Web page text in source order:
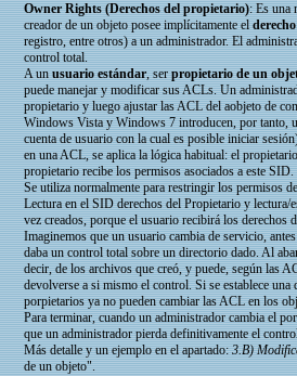
Owner Rights (Derechos del propietario): Es una
creador de un objeto posee implícitamente el
registro, entre otros) a un administrador. El
control total.
A unusuario estándar, serpropietario de un
puede manejar y modificar sus ACLs. Un
propietario y luego ajustar las ACL del aobjeto de
Windows Vista y Windows 7 introducen, por tanto,
cuenta de usuario con la cual es posible iniciar
en una ACL, se aplica la lógica habitual: el
propietario recibe los permisos asociados a este SID.
Se utiliza normalmente para restringir los permisos
Lectura en el SID derechos del Propietario y
vez creados, porque el usuario recibirá los derechos
Imaginemos que un usuario cambia de servicio,
daba un control total sobre un directorio dado. Al
decir, de los archivos que creó, y puede, según las
devolverse a si mismo el control. Si se establece
porpietarios ya no pueden cambiar las ACL en los
Para terminar, cuando un administrador cambia el
que un administrador pierda definitivamente el
Más detalle y un ejemplo en el apartado:3.B)
de un objeto".